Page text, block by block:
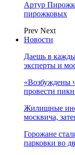
Артур
пирожковых
Prev Next
Новости
Даешь в
эксперты и
«Возбуждены
провести
Жилищные
москвича,
Горожане
парковки во